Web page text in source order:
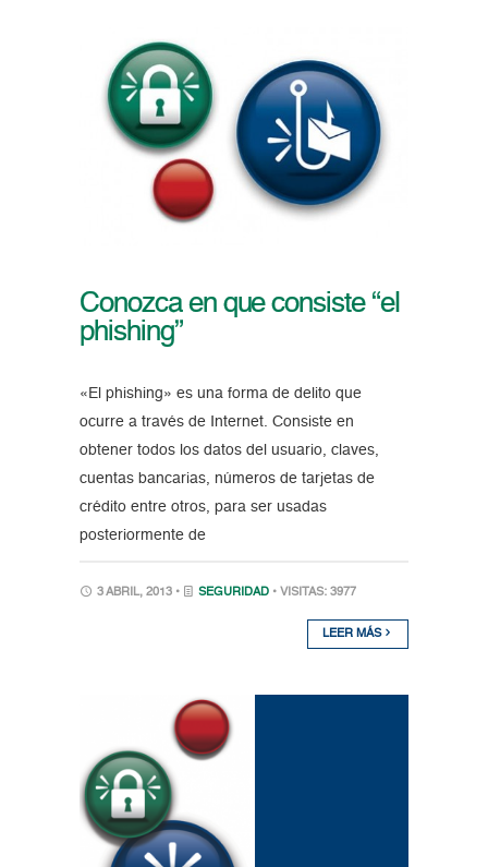
Conozca en que consiste “el
phishing”
«El phishing» es una forma de delito que
ocurre a través de Internet. Consiste en
obtener todos los datos del usuario, claves,
cuentas bancarias, números de tarjetas de
crédito entre otros, para ser usadas
posteriormente de
3 ABRIL, 2013 • SEGURIDAD • VISITAS: 3977
LEER MÁS